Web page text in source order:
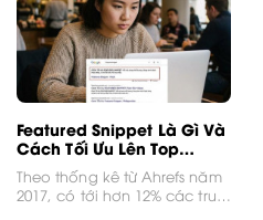
Featured Snippet Là Gì Và
Cách Tối Ưu Lên Top
Google
Theo thống kê từ Ahrefs năm
2017, có tới hơn 12% các truy